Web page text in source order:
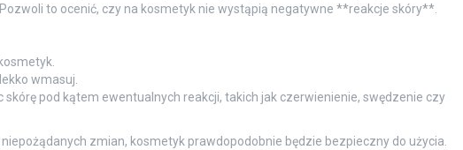
to ocenić, czy na kosmetyk nie wystąpią negatywne **reakcje skóry**.
wmasuj.
skórę pod kątem ewentualnych reakcji, takich jak czerwienienie, swędzenie czy
zmian, kosmetyk prawdopodobnie będzie bezpieczny do użycia.